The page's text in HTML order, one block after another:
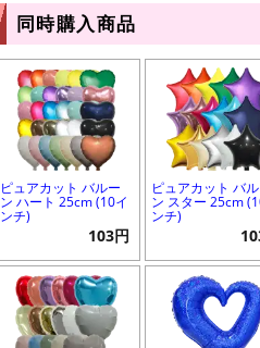
同時購入商品
ピュアカット バルー
ン ハート 25cm (10イ
ンチ)
103円
ピュアカット バ
ン スター 25cm
ンチ)